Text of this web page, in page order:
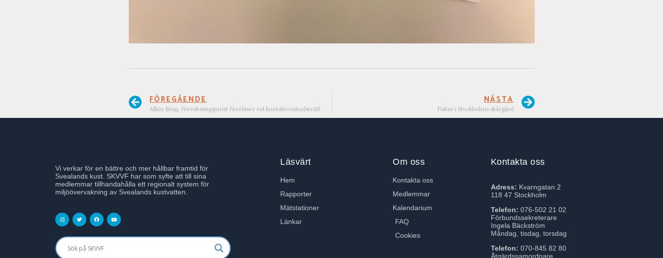
FÖREGÅENDE
Albin Ring, förvaltningsjurist föreläser vid kontaktombudsträff
NÄSTA
Fiskar i Stockholms skärgård
Vi verkar för en bättre och mer hållbar framtid för
Svealands kust. SKVVF har som syfte att till sina
medlemmar tillhandahålla ett regionalt system för
miljöövervakning av Svealands kustvatten.
Läsvärt
Hem
Rapporter
Mätstationer
Länkar
Om oss
Kontakta oss
Medlemmar
Kalendarium
FAQ
Cookies
Kontakta oss
Adress: Kvarngatan 2
118 47 Stockholm
Telefon: 076-502 21 02
Förbundssekreterare
Ingela Bäckström
Måndag, tisdag, torsdag
Telefon: 070-845 82 80
Åtgärdssamordnare